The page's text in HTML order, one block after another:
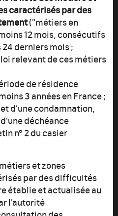
caractérisés par des
("métiers en
12 mois, consécutifs
24 derniers mois ;
relevant de ces métiers
de résidence
3 années en France ;
d'une condamnation,
déchéance
n° 2 du casier
et zones
par des difficultés
établie et actualisée au
l'autorité